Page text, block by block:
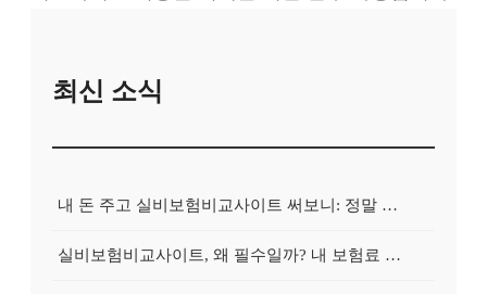
최신 소식
내 돈 주고 실비보험비교사이트 써보니: 정말 보험료가 싸졌을까?
실비보험비교사이트, 왜 필수일까? 내 보험료 줄이는 확실한 방법